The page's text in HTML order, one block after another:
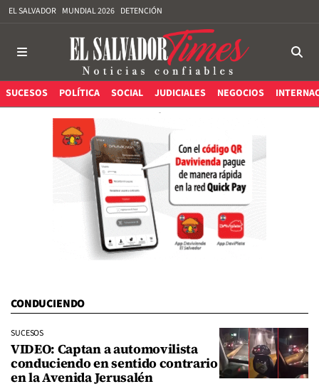
EL SALVADOR MUNDIAL 2026 DETENCIÓN
SUCESOS POLÍTICA SOCIAL JUDICIALES NEGOCIOS
CONDUCIENDO
SUCESOS
VIDEO: Captan a automovilista
conduciendo en sentido contrario
en la Avenida Jerusalén